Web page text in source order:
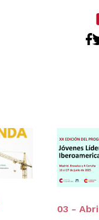
03 -